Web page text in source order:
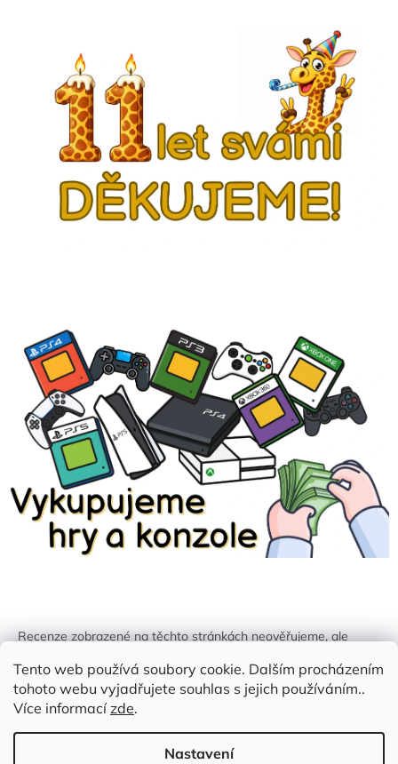
Tento web používá soubory cookie. Dalším procházením
tohoto webu vyjadřujete souhlas s jejich používáním..
Více informacízde.
Nastavení
Recenze zobrazené na těchto stránkách neověřujeme, ale
identifikován.
Vytvořil Shoptet